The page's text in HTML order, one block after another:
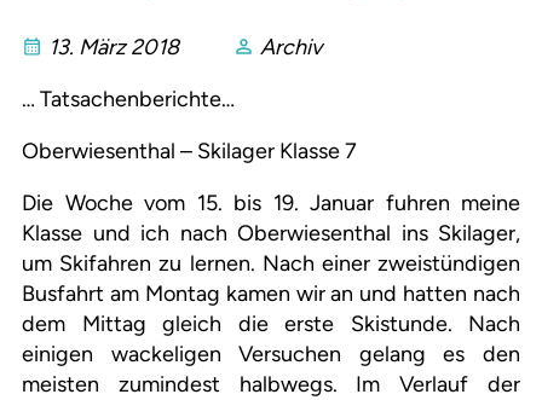
13. März 2018
Archiv
… Tatsachenberichte…
Oberwiesenthal – Skilager Klasse 7
Die Woche vom 15. bis 19. Januar fuhren meine
Klasse und ich nach Oberwiesenthal ins Skilager,
um Skifahren zu lernen. Nach einer zweistündigen
Busfahrt am Montag kamen wir an und hatten nach
dem Mittag gleich die erste Skistunde. Nach
einigen wackeligen Versuchen gelang es den
meisten zumindest halbwegs. Im Verlauf der